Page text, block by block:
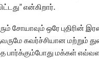
என்கிறார்.
சோயாவும் ஒரே
கவர்ச்சியான மற்றும்
மக்கள்